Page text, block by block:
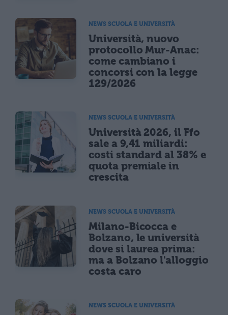
NEWS SCUOLA E UNIVERSITÀ
Università, nuovo
protocollo Mur-Anac:
come cambiano i
concorsi con la legge
129/2026
NEWS SCUOLA E UNIVERSITÀ
Università 2026, il Ffo
sale a 9,41 miliardi:
costi standard al 38% e
quota premiale in
crescita
NEWS SCUOLA E UNIVERSITÀ
Milano-Bicocca e
Bolzano, le università
dove si laurea prima:
ma a Bolzano l'alloggio
costa caro
NEWS SCUOLA E UNIVERSITÀ